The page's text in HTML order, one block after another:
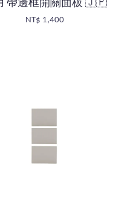
帶邊框開關面板 🇯🇵
NT$ 1,400